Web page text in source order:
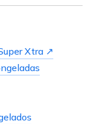
Xtra ↗